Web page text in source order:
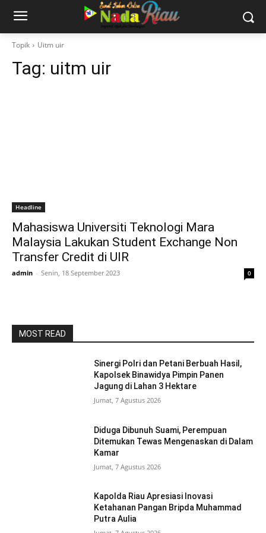
Topik Uitm uir
Tag: uitm uir
Headline
Mahasiswa Universiti Teknologi Mara
Malaysia Lakukan Student Exchange Non
Transfer Credit di UIR
admin - Senin, 18 September 2023 0
MOST READ
Sinergi Polri dan Petani Berbuah Hasil,
Kapolsek Binawidya Pimpin Panen
Jagung di Lahan 3 Hektare
Jumat, 7 Agustus 2026
Diduga Dibunuh Suami, Perempuan
Ditemukan Tewas Mengenaskan di Dalam
Kamar
Jumat, 7 Agustus 2026
Kapolda Riau Apresiasi Inovasi
Ketahanan Pangan Bripda Muhammad
Putra Aulia